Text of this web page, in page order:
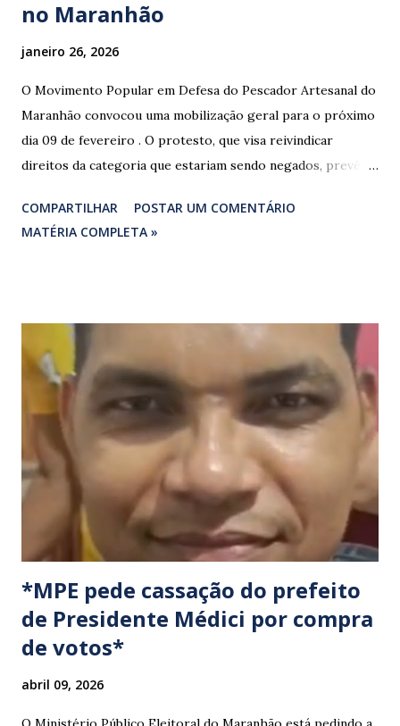
no Maranhão
janeiro 26, 2026
O Movimento Popular em Defesa do Pescador Artesanal do
Maranhão convocou uma mobilização geral para o próximo
dia 09 de fevereiro . O protesto, que visa reivindicar
direitos da categoria que estariam sendo negados, prevê o
federais que cortam o estado. ​As interdições estão
programadas para começar às 07:00 da manhã e, segundo
manifestação busca chamar a atenção das autoridades para
a pauta da pesca artesanal maranhense, exigindo o
cumprimento de garantias e assistência aos trabalhadores
do setor. Motoristas que planejam trafegar por essas
regiões na data devem estar atentos a possíveis
congestionamentos e atrasos.
COMPARTILHAR
POSTAR UM COMENTÁRIO
MATÉRIA COMPLETA »
*MPE pede cassação do prefeito
de Presidente Médici por compra
de votos*
abril 09, 2026